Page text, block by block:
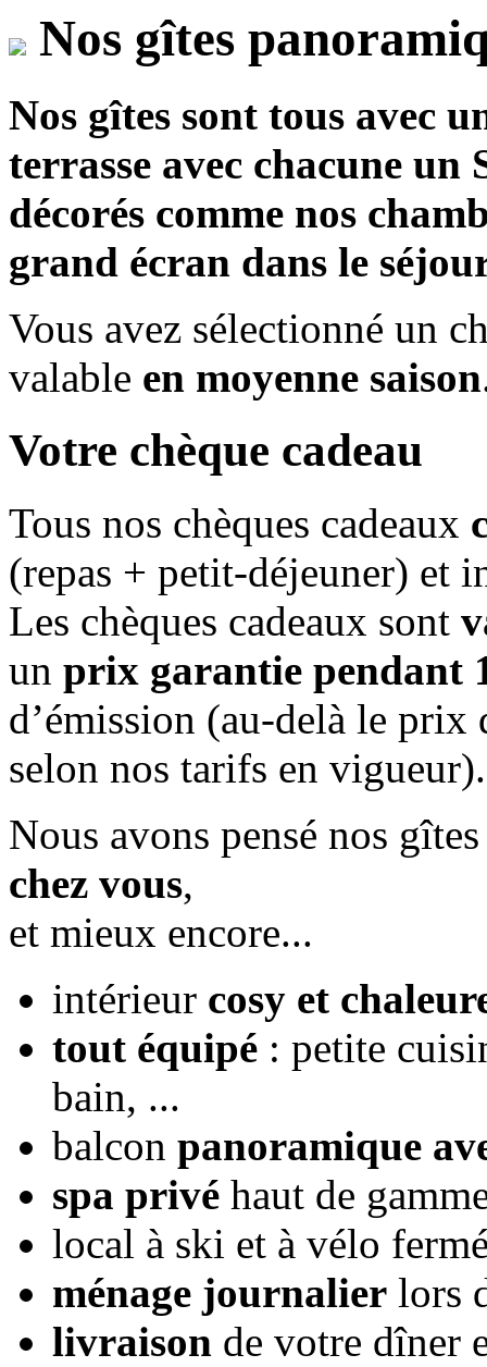
Nos gîtes
Nos gîtes sont tous avec
terrasse avec chacune un
décorés comme nos
grand écran dans le
Vous avez sélectionné un
valable en moyenne saison
Votre chèque cadeau
Tous nos chèques cadeaux
(repas + petit-déjeuner) et
Les chèques cadeaux sont
un prix garantie pendant
d’émission (au-delà le prix
selon nos tarifs en vigueur).
Nous avons pensé nos
chez vous,
et mieux encore...
intérieur cosy et
tout équipé : petite
bain, ...
balcon panoramique
spa privé haut de
local à ski et à vélo
ménage journalier lors
livraison de votre dîner